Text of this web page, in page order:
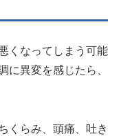
くなってしまう可能
に異変を感じたら、
くらみ、頭痛、吐き